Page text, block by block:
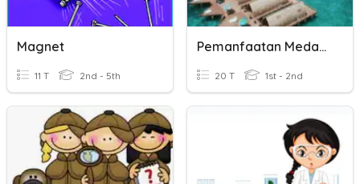
Magnet
11 T 2nd - 5th
Pemanfaatan Medan Magnet Dan Konsep Magnet
20 T 1st - 2nd